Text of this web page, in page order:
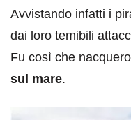
Avvistando infatti i
dai loro temibili
Fu così che
sul mare.